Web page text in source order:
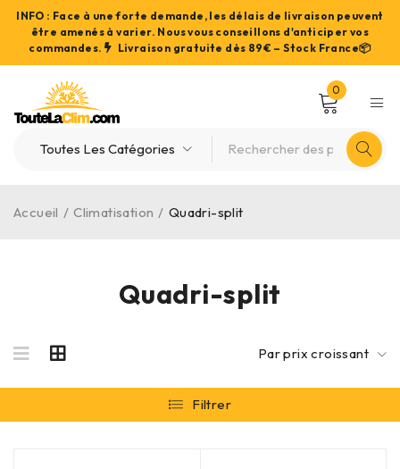
INFO : Face à une forte demande, les délais de livraison peuvent
être amenés à varier. Nous vous conseillons d'anticiper vos
commandes.
Livraison gratuite dès 89€ – Stock France📦
0
Quadri-split
Accueil / Climatisation / Quadri-split
Par prix croissant
Filtrer